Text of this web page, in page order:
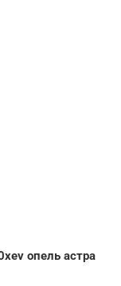
опель астра